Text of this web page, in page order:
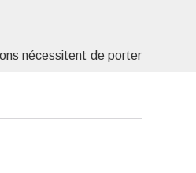
nécessitent de porter